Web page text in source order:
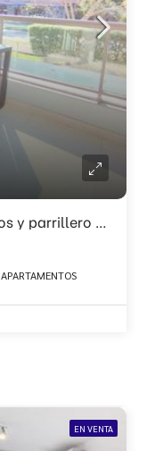
Apartamento con 2 dormitorios y parrillero propio!!!
APARTAMENTOS
EN VENTA